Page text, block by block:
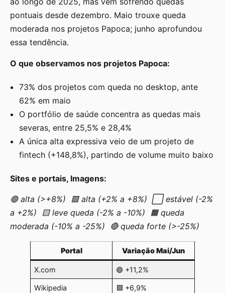
pontuais desde dezembro. Maio trouxe queda
moderada nos projetos Papoca; junho aprofundou
essa tendência.
O que observamos nos projetos Papoca:
73% dos projetos com queda no desktop, ante
62% em maio
O portfólio de saúde concentra as quedas mais
severas, entre 25,5% e 28,4%
A única alta expressiva veio de um projeto de
fintech (+148,8%), partindo de volume muito baixo
Sites e portais, Imagens:
🟢 alta (>+8%) 🟩 alta (+2% a +8%) ⬜ estável (-2%
a +2%) 🟨 leve queda (-2% a -10%) 🟧 queda
moderada (-10% a -25%) 🔴 queda forte (>-25%)
Portal Variação Mai/Jun
X.com 🟢 +11,2%
Wikipedia 🟩 +6,9%